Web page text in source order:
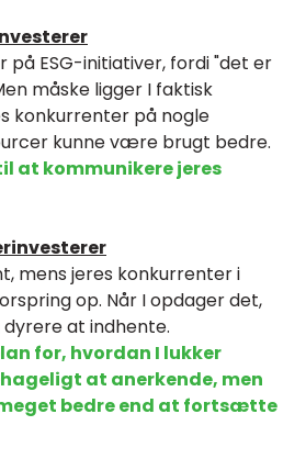
på ESG-initiativer, fordi "det er
måske ligger I faktisk
konkurrenter på nogle
kunne være brugt bedre.
at kommunikere jeres
mens jeres konkurrenter i
op. Når I opdager det,
at indhente.
for, hvordan I lukker
at anerkende, men
bedre end at fortsætte